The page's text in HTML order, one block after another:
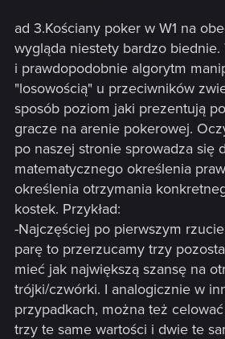
stronie lepiej stanąć do walki na
skutki opowiedzenia się po stronie
Czy nie będzie żadnych skutków? Jak
grałem w Wiedźmina dawno temu to w
gry byłem neutralny i taki chcę
ponieważ, nie wiem co robić z tą
chcę zepsuć sobie neutralności.
5. Jak dostać się na cmentarz? Jeśli się
zostanie otworzona przed jakąś misją?
ad 3.Kościany poker w W1 na
wygląda niestety bardzo biednie.
i prawdopodobnie algorytm
"losowością" u przeciwników
sposób poziom jaki prezentują
gracze na arenie pokerowej.
po naszej stronie sprowadza się
matematycznego określenia
określenia otrzymania
kostek. Przykład:
-Najczęściej po pierwszym
parę to przerzucamy trzy
mieć jak największą szansę na
trójki/czwórki. I analogicznie w
przypadkach, można też
trzy te same wartości i dwie te